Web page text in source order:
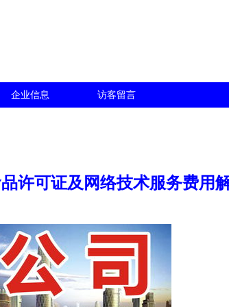
企业信息 访客留言
许可证及网络技术服务费用